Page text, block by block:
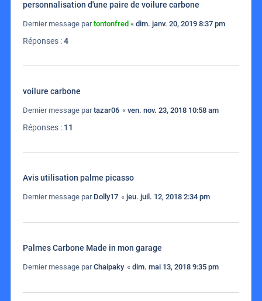
personnalisation d'une paire de voilure carbone
Dernier message partontonfred « dim. janv. 20, 2019 8:37 pm
Réponses :4
voilure carbone
Dernier message partazar06 « ven. nov. 23, 2018 10:58 am
Réponses : 11
Avis utilisation palme picasso
Dernier message par Dolly17 « jeu. juil. 12, 2018 2:34 pm
Palmes Carbone Made in mon garage
Dernier message parChaipaky « dim. mai 13, 2018 9:35 pm